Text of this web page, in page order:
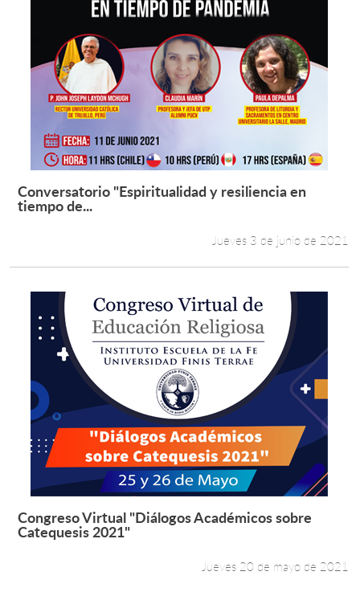
Leer más +
Conversatorio "Espiritualidad y resiliencia en
tiempo de...
Jueves 3 de junio de 2021
Leer más +
Congreso Virtual "Diálogos Académicos sobre
Catequesis 2021"
Jueves 20 de mayo de 2021